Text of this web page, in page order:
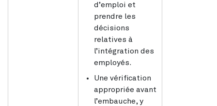
d’emploi et
prendre les
décisions
relatives à
l’intégration des
employés.
Une vérification
appropriée avant
l’embauche, y